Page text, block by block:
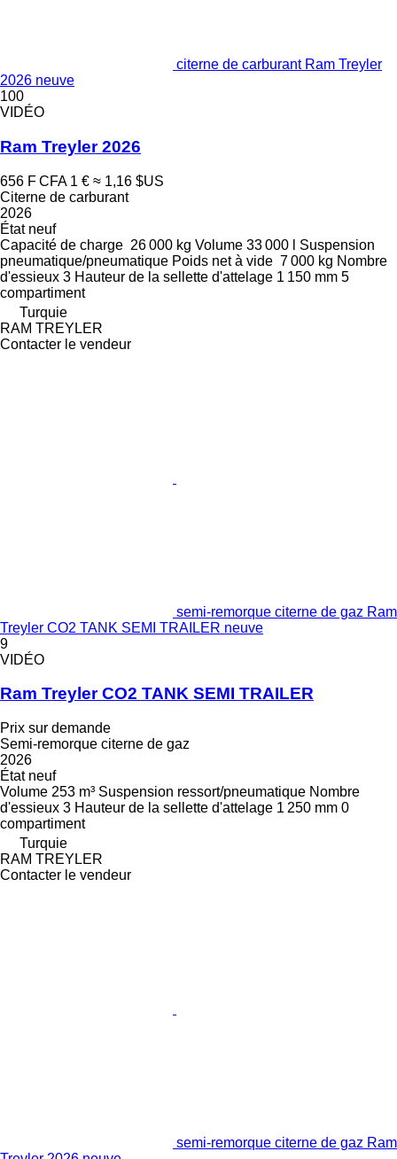
citerne de carburant Ram Treyler
2026 neuve
100
VIDÉO
Ram Treyler 2026
656 F CFA 1 € ≈ 1,16 $US
Citerne de carburant
2026
Étatneuf
Capacité de charge 26 000 kg Volume 33 000 l
Suspension
pneumatique/pneumatique Poids net à vide 7 000 kg Nombre
d'essieux 3 Hauteur de la sellette d'attelage 1 150 mm 5
compartiment
Turquie
RAM TREYLER
Contacter le vendeur
semi-remorque citerne de gaz Ram
Treyler CO2 TANK SEMI TRAILER neuve
9
VIDÉO
Ram Treyler CO2 TANK SEMI TRAILER
Prix sur demande
Semi-remorque citerne de gaz
2026
Étatneuf
Volume 253 m³ Suspension ressort/pneumatique Nombre
d'essieux 3 Hauteur de la sellette d'attelage 1 250 mm 0
compartiment
Turquie
RAM TREYLER
Contacter le vendeur
semi-remorque citerne de gaz Ram